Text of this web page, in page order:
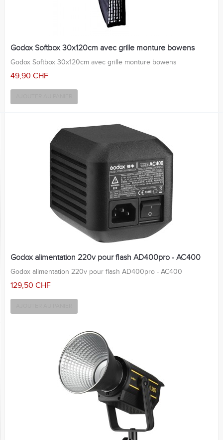
Godox Softbox 30x120cm avec grille monture bowens
Godox Softbox 30x120cm avec grille monture bowens
49,90 CHF
Godox alimentation 220v pour flash AD400pro - AC400
Godox alimentation 220v pour flash AD400pro - AC400
129,50 CHF